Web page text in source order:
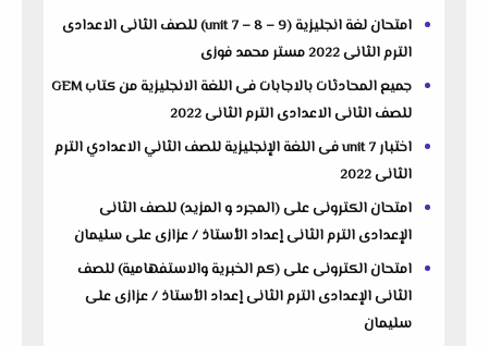
امتحان لغة انجليزية (unit 7 – 8 – 9) للصف الثانى الاعدادى
الترم الثانى 2022 مستر محمد فوزى
جميع المحادثات بالاجابات فى اللغة الانجليزية من كتاب GEM
للصف الثانى الاعدادى الترم الثانى 2022
اختبار unit 7 فى اللغة الإنجليزية للصف الثاني الاعدادي الترم
الثانى 2022
امتحان الكترونى على (المجرد و المزيد) للصف الثانى
الإعدادى الترم الثانى إعداد الأستاذ / عزازى على سليمان
امتحان الكترونى على (كم الخبرية والاستفهامية) للصف
الثانى الإعدادى الترم الثانى إعداد الأستاذ / عزازى على
سليمان